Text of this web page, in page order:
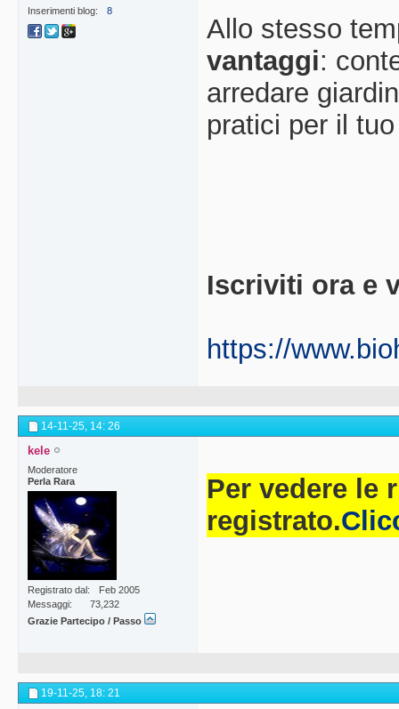
Inserimenti blog
8
Allo stesso
vantaggi:
arredare
pratici per il
Iscriviti ora e
https://
14-11-25, 14: 26
kele
Moderatore
Perla Rara
Registrato dal
Feb 2005
Messaggi
73,232
Grazie Partecipo / Passo
Per vedere le
registrato.
19-11-25, 18: 21